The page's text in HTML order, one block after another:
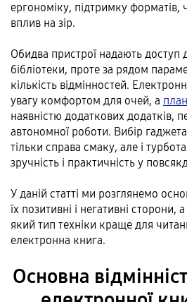
ергономіку, підтримку форматів,
вплив на зір.
Обидва пристрої надають доступ
бібліотеки, проте за рядом
кількість відмінностей.
увагу комфортом для очей, а
наявністю додаткових додатків,
автономної роботи. Вибір
тільки справа смаку, але і
зручність і практичність у
У даній статті ми розглянемо
їх позитивні і негативні
який тип техніки краще для
електронна книга.
Основна